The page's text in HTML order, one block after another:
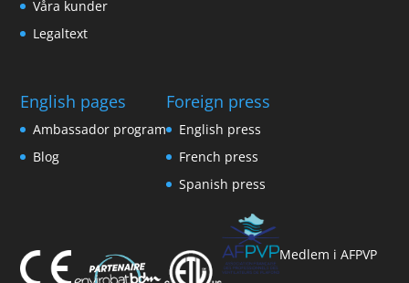
Våra kunder
Legaltext
English pages
Ambassador program
Blog
Foreign press
English press
French press
Spanish press
Medlem i AFPVP